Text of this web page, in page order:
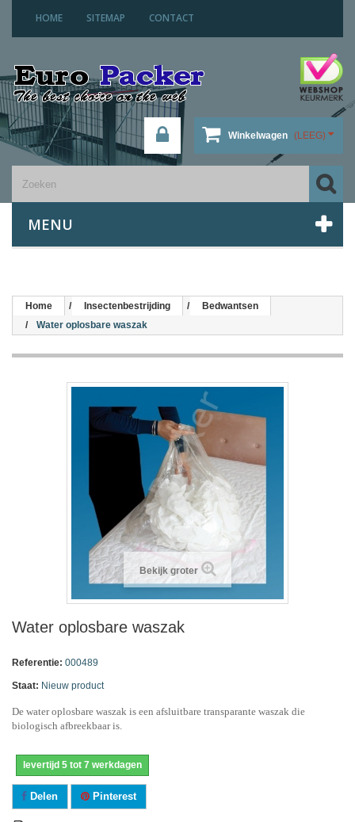
HOME SITEMAP CONTACT
Winkelwagen (LEEG)
MENU
Home Insectenbestrijding
Bedwantsen
Water oplosbare waszak
Bekijk groter
Water oplosbare waszak
Referentie: 000489
Staat: Nieuw product
De water oplosbare waszak is een afsluitbare transparante waszak die
biologisch afbreekbaar is.
levertijd 5 tot 7 werkdagen
Delen Pinterest